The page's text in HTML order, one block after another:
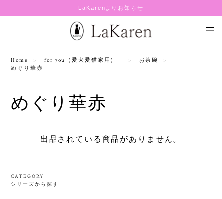
LaKarenよりお知らせ
Home for you（愛犬愛猫家用）
お茶碗
めぐり華赤
めぐり華赤
出品されている商品がありません。
CATEGORY
シリーズから探す